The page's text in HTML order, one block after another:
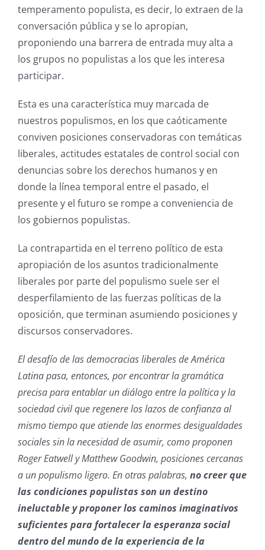
temperamento populista, es decir, lo extraen de la
conversación pública y se lo apropian,
proponiendo una barrera de entrada muy alta a
los grupos no populistas a los que les interesa
participar.
Esta es una característica muy marcada de
nuestros populismos, en los que caóticamente
conviven posiciones conservadoras con temáticas
liberales, actitudes estatales de control social con
denuncias sobre los derechos humanos y en
donde la línea temporal entre el pasado, el
presente y el futuro se rompe a conveniencia de
los gobiernos populistas.
La contrapartida en el terreno político de esta
apropiación de los asuntos tradicionalmente
liberales por parte del populismo suele ser el
desperfilamiento de las fuerzas políticas de la
oposición, que terminan asumiendo posiciones y
discursos conservadores.
El desafío de las democracias liberales de América
Latina pasa, entonces, por encontrar la gramática
precisa para entablar un diálogo entre la política y la
sociedad civil que regenere los lazos de confianza al
mismo tiempo que atiende las enormes desigualdades
sociales sin la necesidad de asumir, como proponen
Roger Eatwell y Matthew Goodwin, posiciones cercanas
a un populismo ligero. En otras palabras, no creer que
las condiciones populistas son un destino
ineluctable y proponer los caminos imaginativos
suficientes para fortalecer la esperanza social
dentro del mundo de la experiencia de la